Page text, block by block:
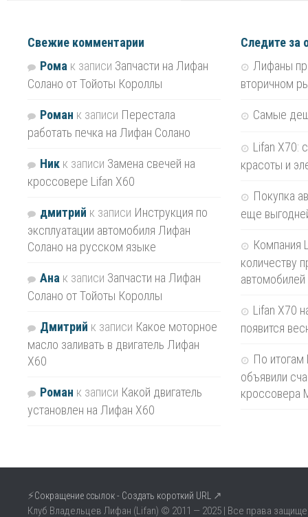
Свежие комментарии
Рома к записи Запчасти на Лифан
Солано от Тойоты Короллы
Роман к записи Перестала
работать печка на Лифан Солано
Ник к записи Замена свечей на
кроссовере Lifan X60
дмитрий к записи Инструкция по
эксплуатации автомобиля Лифан
Солано на русском языке
Ана к записи Запчасти на Лифан
Солано от Тойоты Короллы
Дмитрий к записи Какое моторное
масло заливать в двигатель Лифан
Х60
Роман к записи Какой двигатель
установлен на Лифан Х60
Следите за
Лифаны
вторичном
Самые
Lifan X70:
красоты и
Покупка
еще
Компания
количеству
Lifan X70
появится
По итогам
объявили
кроссовера
⚡Сокращение ссылок - Создать короткий URL ↗
Клуб Владельцев Лифан (Lifan) © 2011 — 2025 | Все права